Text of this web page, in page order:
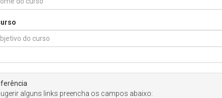
alguns links preencha os campos abaixo: